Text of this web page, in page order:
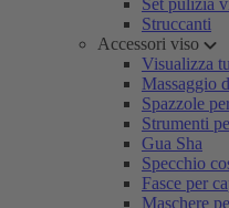
Set pulizia
Struccanti
Accessori viso
Visualizza
Massaggio
Spazzole
Strumenti
Gua Sha
Specchio
Fasce per
Maschere